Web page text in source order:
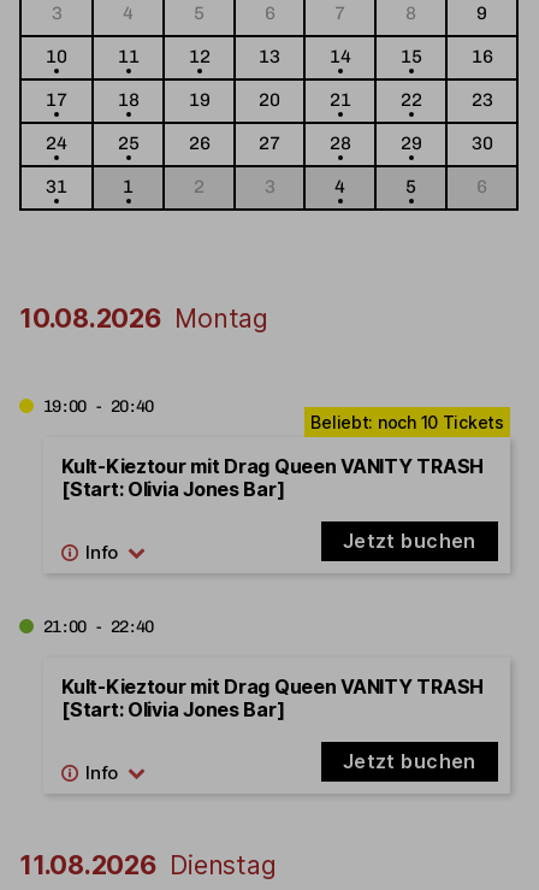
3
4 5 6 7 8
9
10
11 12 13 14 15
16
17
18 19 20 21 22
23
24
25 26 27 28 29
30
31
1 2 3 4 5 6
10.08.2026 Montag
19:00 - 20:40
Kult-Kieztour mit Drag Queen VANITY TRASH
[Start: Olivia Jones Bar]
Jetzt buchen
21:00 - 22:40
Kult-Kieztour mit Drag Queen VANITY TRASH
[Start: Olivia Jones Bar]
Jetzt buchen
11.08.2026 Dienstag